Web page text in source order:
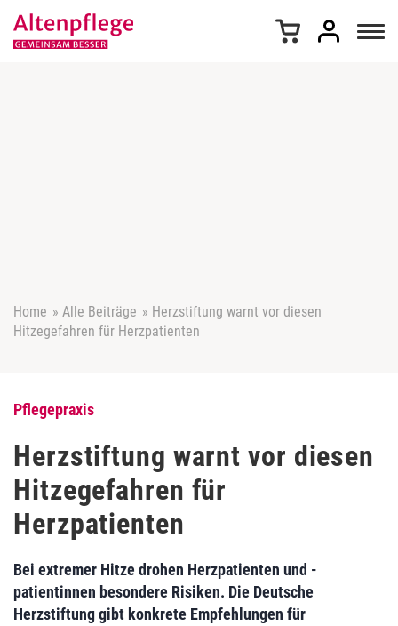
Home » Alle Beiträge » Herzstiftung warnt vor diesen
Hitzegefahren für Herzpatienten
Pflegepraxis
Herzstiftung warnt vor diesen
Hitzegefahren für
Herzpatienten
Bei extremer Hitze drohen Herzpatienten und -
patientinnen besondere Risiken. Die Deutsche
Herzstiftung gibt konkrete Empfehlungen für